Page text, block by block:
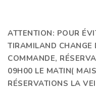
ATTENTION: POUR
TIRAMILAND CHANGE
COMMANDE,
09H00 LE MATIN(
RÉSERVATIONS LA